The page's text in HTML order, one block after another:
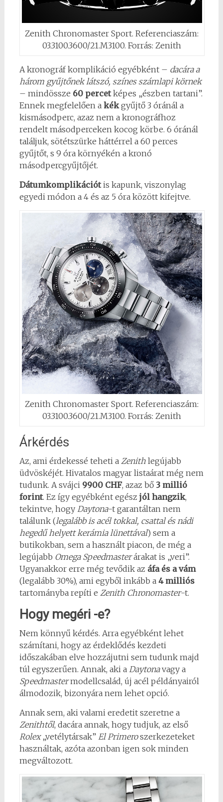
Zenith Chronomaster Sport. Referenciaszám:
03.3100.3600/21.M3100. Forrás: Zenith
A kronográf komplikáció egyébként – dacára a
három gyűjtőnek látszó, színes számlapi körnek
– mindössze 60 percetképes „észben tartani”.
Ennek megfelelően a kékgyűjtő 3 óránál a
kismásodperc, azaz nem a kronográfhoz
rendelt másodperceken kocog körbe. 6 óránál
találjuk, sötétszürke háttérrel a 60 perces
gyűjtőt, s 9 óra környékén a kronó
másodpercgyűjtőjét.
Dátumkomplikációtis kapunk, viszonylag
egyedi módon a 4 és az 5 óra között kifejtve.
Zenith Chronomaster Sport. Referenciaszám:
03.3100.3600/21.M3100. Forrás: Zenith
Árkérdés
Az, ami érdekessé teheti a Zenithlegújabb
üdvöskéjét. Hivatalos magyar listaárat még nem
tudunk. A svájci 9900 CHF, azaz bő 3 millió
forint. Ez így egyébként egész jól hangzik,
tekintve, hogy Daytona-t garantáltan nem
találunk (legalább is acél tokkal, csattal és nádi
hegedű helyett kerámia lünettával) sem a
butikokban, sem a használt piacon, de még a
legújabb Omega Speedmasterárakat is „veri”.
Ugyanakkor erre még tevődik az áfa és a vám
(legalább 30%), ami egyből inkább a 4 milliós
tartományba repíti e Zenith Chronomaster-t.
Hogy megéri -e?
Nem könnyű kérdés. Arra egyébként lehet
számítani, hogy az érdeklődés kezdeti
időszakában elve hozzájutni sem tudunk majd
túl egyszerűen. Annak, aki a Daytonavagy a
Speedmastermodellcsalád, új acél példányairól
álmodozik, bizonyára nem lehet opció.
Annak sem, aki valami eredetit szeretne a
Zenithtől, dacára annak, hogy tudjuk, az első
Rolex„vetélytársak” El Primeroszerkezeteket
használtak, azóta azonban igen sok minden
megváltozott.